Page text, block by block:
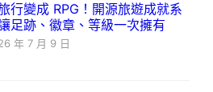
行變成 RPG！開源旅遊成就系
足跡、徽章、等級一次擁有
年 7 月 9 日